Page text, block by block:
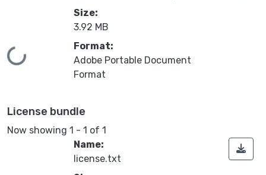
Loading...
Size:
3.92 MB
Format:
Adobe Portable Document
Format
License bundle
Now showing 1 - 1 of 1
Name:
license.txt